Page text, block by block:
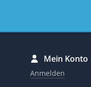
Mein Konto
Anmelden